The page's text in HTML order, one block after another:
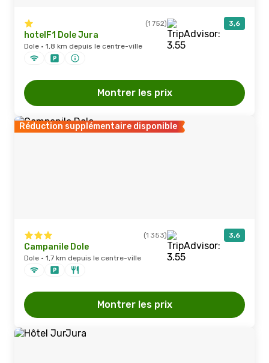
(1 752) 3,6
hotelF1 Dole Jura
Dole · 1,8 km depuis le centre-ville
Montrer les prix
Réduction supplémentaire disponible
(1 353) 3,6
Campanile Dole
Dole · 1,7 km depuis le centre-ville
Montrer les prix